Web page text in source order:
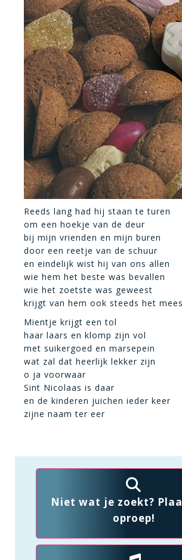
Reeds lang had hij staan te turen
om een hoekje van de deur
bij mijn vrienden en mijn buren
door een reetje van de schuur
en eindelijk wist hij van ons allen
wie hem het beste was bevallen
wie het zoetste was geweest
krijgt van hem ook steeds het
Mientje krijgt een tol
haar laars en klomp zijn vol
met suikergoed en marsepein
wat zal dat heerlijk lekker zijn
o ja voorwaar
Sint Nicolaas is daar
en de kinderen juichen ieder keer
zijne naam ter eer
Niet wat je zoekt?
oproep!